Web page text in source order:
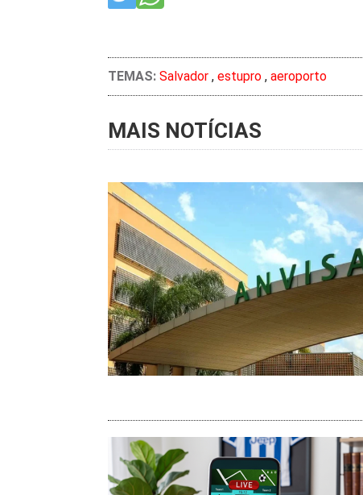
TEMAS: Salvador , estupro , aeroporto
MAIS NOTÍCIAS